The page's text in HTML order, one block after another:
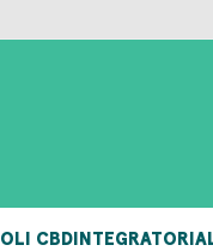
OLI CBDINTEGRATORI